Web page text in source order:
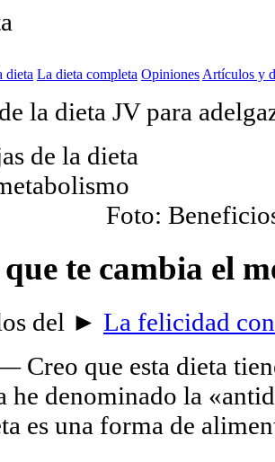
dieta La dieta completa Opiniones Artículos y
la dieta JV para
Foto:
te cambia el
del ► La felicidad
Creo que esta dieta
he denominado la
es una forma de